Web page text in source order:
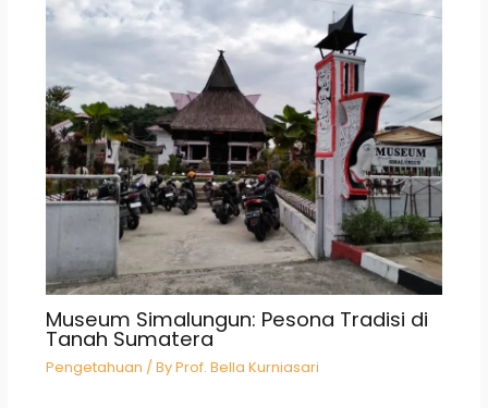
Museum Simalungun: Pesona Tradisi di
Tanah Sumatera
Pengetahuan / ByProf. Bella Kurniasari